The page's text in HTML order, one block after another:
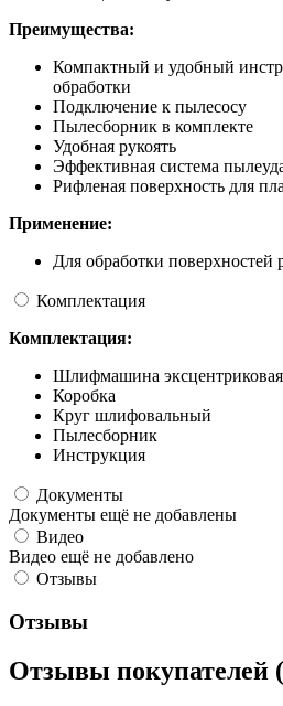
Преимущества:
Компактный и удобный
обработки
Подключение к пылесосу
Пылесборник в комплекте
Удобная рукоять
Эффективная система
Рифленая поверхность для
Применение:
Для обработки поверхностей
Комплектация
Комплектация:
Шлифмашина эксцентриковая
Коробка
Круг шлифовальный
Пылесборник
Инструкция
Документы
Документы ещё не добавлены
Видео
Видео ещё не добавлено
Отзывы
Отзывы
Отзывы покупателей